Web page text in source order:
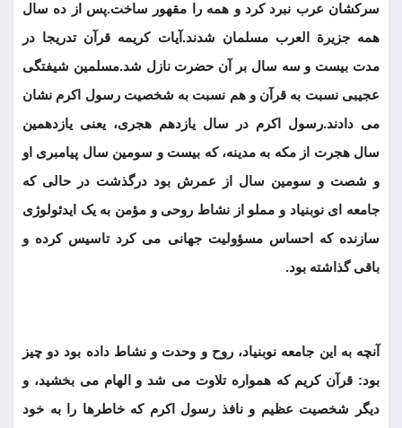
سرکشان عرب نبرد کرد و همه را مقهور ساخت.پس از ده سال
همه جزیرة العرب مسلمان شدند.آیات کریمه قرآن تدریجا در
مدت بیست و سه سال بر آن حضرت نازل شد.مسلمین شیفتگی
عجیبی نسبت به قرآن و هم نسبت به شخصیت رسول اکرم نشان
می دادند.رسول اکرم در سال یازدهم هجری، یعنی یازدهمین
سال هجرت از مکه به مدینه، که بیست و سومین سال پیامبری او
و شصت و سومین سال از عمرش بود درگذشت در حالی که
جامعه ای نوبنیاد و مملو از نشاط روحی و مؤمن به یک ایدئولوژی
سازنده که احساس مسؤولیت جهانی می کرد تاسیس کرده و
باقی گذاشته بود.
آنچه به این جامعه نوبنیاد، روح و وحدت و نشاط داده بود دو چیز
بود: قرآن کریم که همواره تلاوت می شد و الهام می بخشید، و
دیگر شخصیت عظیم و نافذ رسول اکرم که خاطرها را به خود